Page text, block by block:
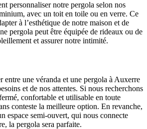
personnaliser notre pergola selon nos
avec un toit en toile ou en verre. Ce
à l’esthétique de notre maison et de
pergola peut être équipée de rideaux ou de
et assurer notre intimité.
entre une véranda et une pergola à Auxerre
et de nos attentes. Si nous recherchons
confortable et utilisable en toute
conteste la meilleure option. En revanche,
espace semi-ouvert, qui nous connecte
la pergola sera parfaite.